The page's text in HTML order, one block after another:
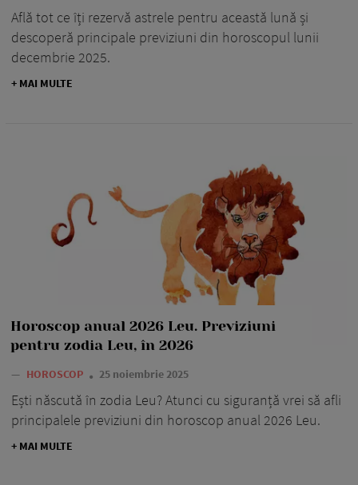
Află tot ce îți rezervă astrele pentru această lună și
descoperă principale previziuni din horoscopul lunii
decembrie 2025.
+ MAI MULTE
Horoscop anual 2026 Leu. Previziuni
pentru zodia Leu, în 2026
— HOROSCOP 25 noiembrie 2025
Ești născută în zodia Leu? Atunci cu siguranță vrei să afli
principalele previziuni din horoscop anual 2026 Leu.
+ MAI MULTE